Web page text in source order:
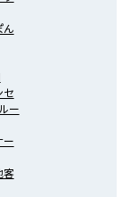
ん
セ
ー
ー
客